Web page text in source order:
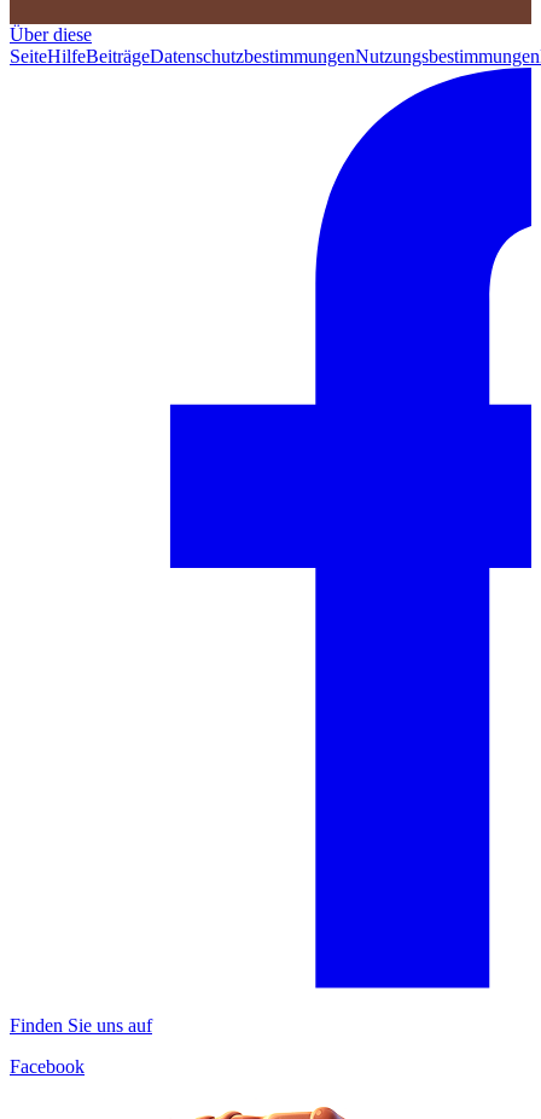
Über diese
SeiteHilfeBeiträgeDatenschutzbestimmungenNutzungsbestimmungen
Finden Sie uns auf
Facebook